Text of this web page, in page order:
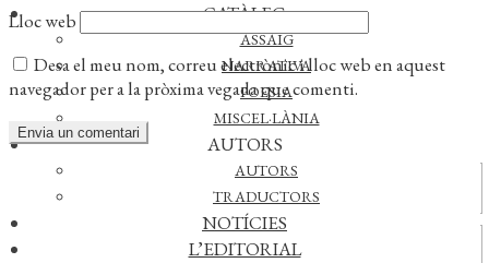
CATÀLEG
ASSAIG
NARRATIVA
POESIA
MISCEL·LÀNIA
AUTORS
AUTORS
TRADUCTORS
NOTÍCIES
L’EDITORIAL
Lloc web
Desa el meu nom, correu electrònic i lloc web en aquest
navegador per a la pròxima vegada que comenti.
Actualitat
Vídeos